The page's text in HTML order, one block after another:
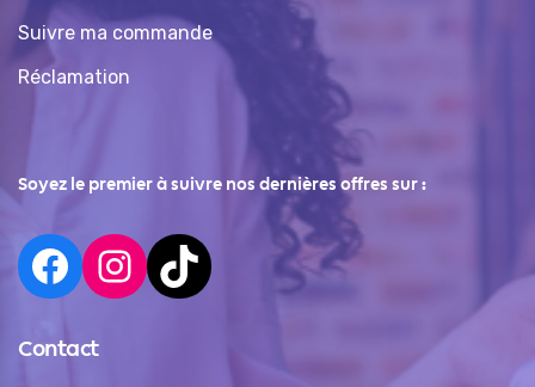
Suivre ma commande
Réclamation
Soyez le premier à suivre nos dernières offres sur :
Contact